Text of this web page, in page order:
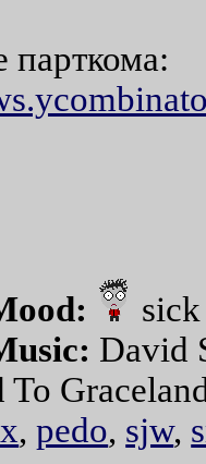
парткома:
sick
David
To
,pedo, sjw,